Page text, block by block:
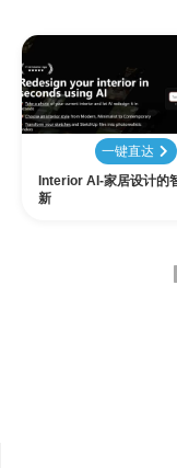
一键直达
Interior AI-家居设计的
新